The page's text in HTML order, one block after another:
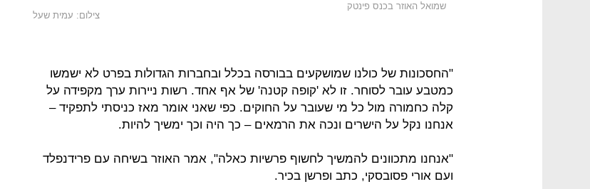
שמואל האוזר בכנס פינטק
צילום: עמית שעל
"החסכונות של כולנו שמושקעים בבורסה בכלל ובחברות הגדולות בפרט לא ישמשו
כמטבע עובר לסוחר. זו לא 'קופה קטנה' של אף אחד. רשות ניירות ערך מקפידה על
קלה כחמורה מול כל מי שעובר על החוקים. כפי שאני אומר מאז כניסתי לתפקיד –
אנחנו נקל על הישרים ונכה את הרמאים – כך היה וכך ימשיך להיות.
"אנחנו מתכוונים להמשיך לחשוף פרשיות כאלה", אמר האוזר בשיחה עם פרידנפלד
ועם אורי פסובסקי, כתב ופרשן בכיר.